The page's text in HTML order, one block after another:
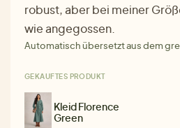
robust, aber bei meiner
wie angegossen.
Automatisch übersetzt aus dem
GEKAUFTES PRODUKT
Kleid Florence
Green